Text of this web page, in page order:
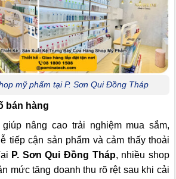
mỹ phẩm tại P. Sơn Qui Đồng Tháp
bán hàng
nâng cao trải nghiệm mua sắm,
tiếp cận sản phẩm và cảm thấy thoải
P. Sơn Qui Đồng Tháp, nhiều shop
mức tăng doanh thu rõ rệt sau khi cải